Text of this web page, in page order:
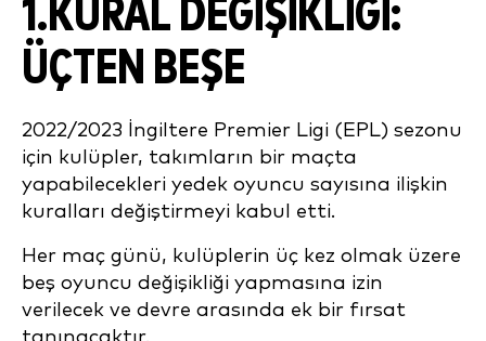
1.KURAL DEĞIŞIKLIĞI:
ÜÇTEN BEŞE
2022/2023 İngiltere Premier Ligi (EPL) sezonu
için kulüpler, takımların bir maçta
yapabilecekleri yedek oyuncu sayısına ilişkin
kuralları değiştirmeyi kabul etti.
Her maç günü, kulüplerin üç kez olmak üzere
beş oyuncu değişikliği yapmasına izin
verilecek ve devre arasında ek bir fırsat